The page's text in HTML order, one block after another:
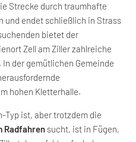
Strecke durch traumhafte
und endet schließlich in Strass
bietet der
Zell am Ziller zahlreiche
der gemütlichen Gemeinde
hohen Kletterhalle.
Typ ist, aber trotzdem die
Radfahren sucht, ist in Fügen,